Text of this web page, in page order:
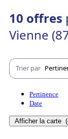
10 offres
Vienne
Trier par
Pertinence
Date
Afficher la carte